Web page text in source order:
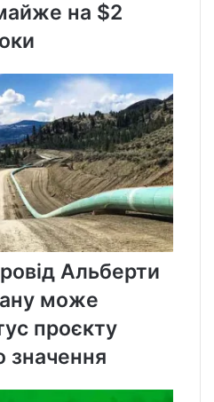
на $2
Альберти
може
проєкту
значення